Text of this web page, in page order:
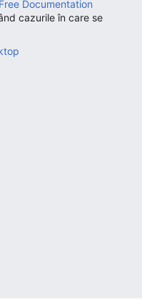
Documentation
cazurile în care se